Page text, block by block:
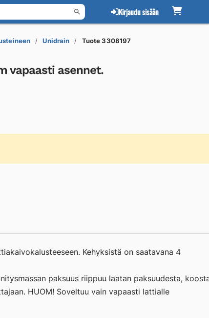
Kirjaudu sisään
Unidrain Tuote 3308197
vapaasti asennet.
Kehyksistä on saatavana 4
paksuus riippuu laatan paksuudesta,
HUOM! Soveltuu vain vapaasti lattialle